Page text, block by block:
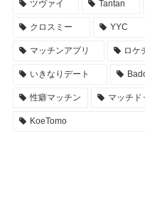
ツヴァイ Tantan
クロスミー YYC
マッチンアプリ ロケ
いきなりデート
性癖マッチン マッチド
KoeTomo